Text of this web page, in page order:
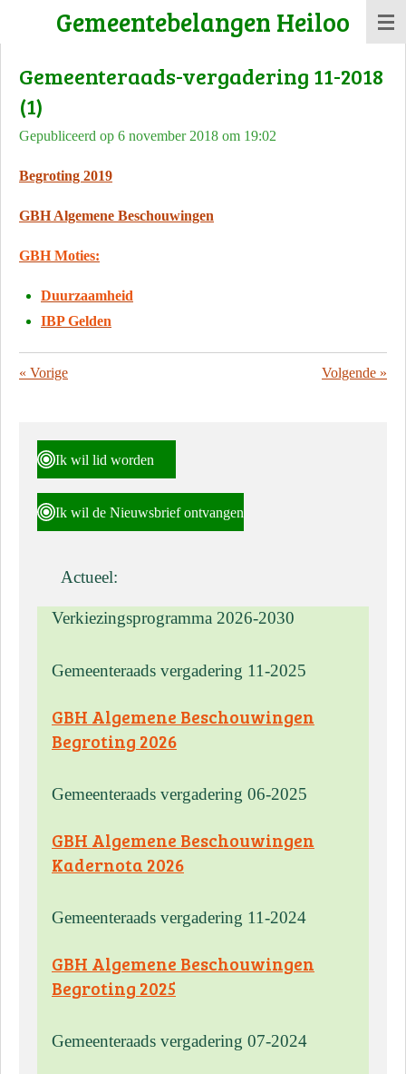
naar
de
hoofdinhoud
Gemeentebelangen Heiloo
Gemeenteraads-vergadering 11-2018
(1)
Gepubliceerd op 6 november 2018 om 19:02
Begroting 2019
GBH Algemene Beschouwingen
GBH Moties:
Duurzaamheid
IBP Gelden
« Vorige Volgende »
Ik wil lid worden
Ik wil de Nieuwsbrief ontvangen
Actueel:
Verkiezingsprogramma 2026-2030
Gemeenteraads vergadering 11-2025
GBH Algemene Beschouwingen
Begroting 2026
Gemeenteraads vergadering 06-2025
GBH Algemene Beschouwingen
Kadernota 2026
Gemeenteraads vergadering 11-2024
GBH Algemene Beschouwingen
Begroting 2025
Gemeenteraads vergadering 07-2024